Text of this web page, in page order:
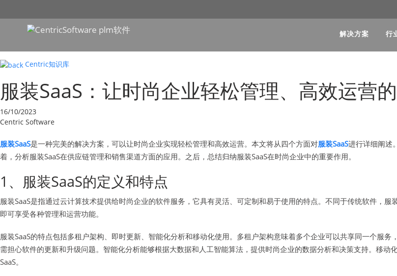
解决方案 行
Centric知识库
服装SaaS：让时尚企业轻松管理、高效运营
16/10/2023
Centric Software
服装SaaS是一种完美的解决方案，可以让时尚企业实现轻松管理和高效运营。本文将从四个方面对服装SaaS进行详细阐述
着，分析服装SaaS在供应链管理和销售渠道方面的应用。之后，总结归纳服装SaaS在时尚企业中的重要作用。
1、服装SaaS的定义和特点
服装SaaS是指通过云计算技术提供给时尚企业的软件服务，它具有灵活、可定制和易于使用的特点。不同于传统软件，
即可享受各种管理和运营功能。
服装SaaS的特点包括多租户架构、即时更新、智能化分析和移动化使用。多租户架构意味着多个企业可以共享同一个服
需担心软件的更新和升级问题。智能化分析能够根据大数据和人工智能算法，提供时尚企业的数据分析和决策支持。移
SaaS。